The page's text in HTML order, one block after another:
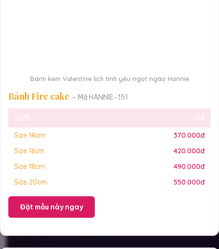
Bánh kem Valentine lịch tình yêu ngọt ngào Hannie
Bánh Fire cake – Mã HANNIE-151
SIZE GIÁ
Size 14cm
370.000đ
Size 16cm
420.000đ
Size 18cm
490.000đ
Size 20cm
550.000đ
Đặt mẫu này ngay